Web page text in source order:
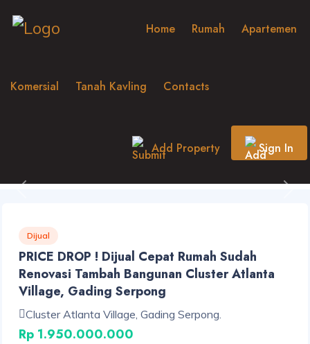
Home Rumah Apartemen
Komersial Tanah Kavling Contacts
Add Property Sign In
Dijual
PRICE DROP ! Dijual Cepat Rumah Sudah
Renovasi Tambah Bangunan Cluster Atlanta
Village, Gading Serpong
Cluster Atlanta Village, Gading Serpong.
Rp 1.950.000.000